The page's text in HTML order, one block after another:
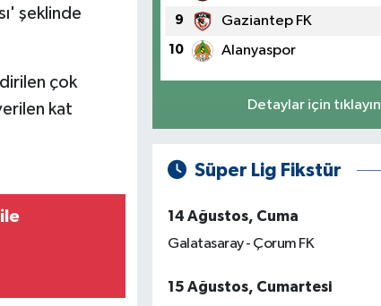
şeklinde
çok
kat
9 Gaziantep FK
10 Alanyaspor
Detaylar için tıklayın
Süper Lig Fikstür
14 Ağustos, Cuma
Galatasaray - Çorum FK
15 Ağustos, Cumartesi